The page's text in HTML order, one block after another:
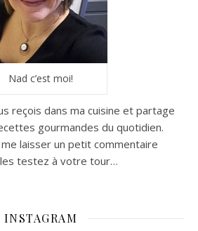
Nad c’est moi!
reçois dans ma cuisine et partage
gourmandes du quotidien.
me laisser un petit commentaire
testez à votre tour…
INSTAGRAM